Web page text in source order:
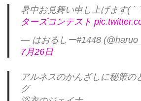
暑中お見舞い申し上げます( ´
ターズコンテスト
— はおるしー#1448
7月26日
アルネスのかんざしに秘策の
グ